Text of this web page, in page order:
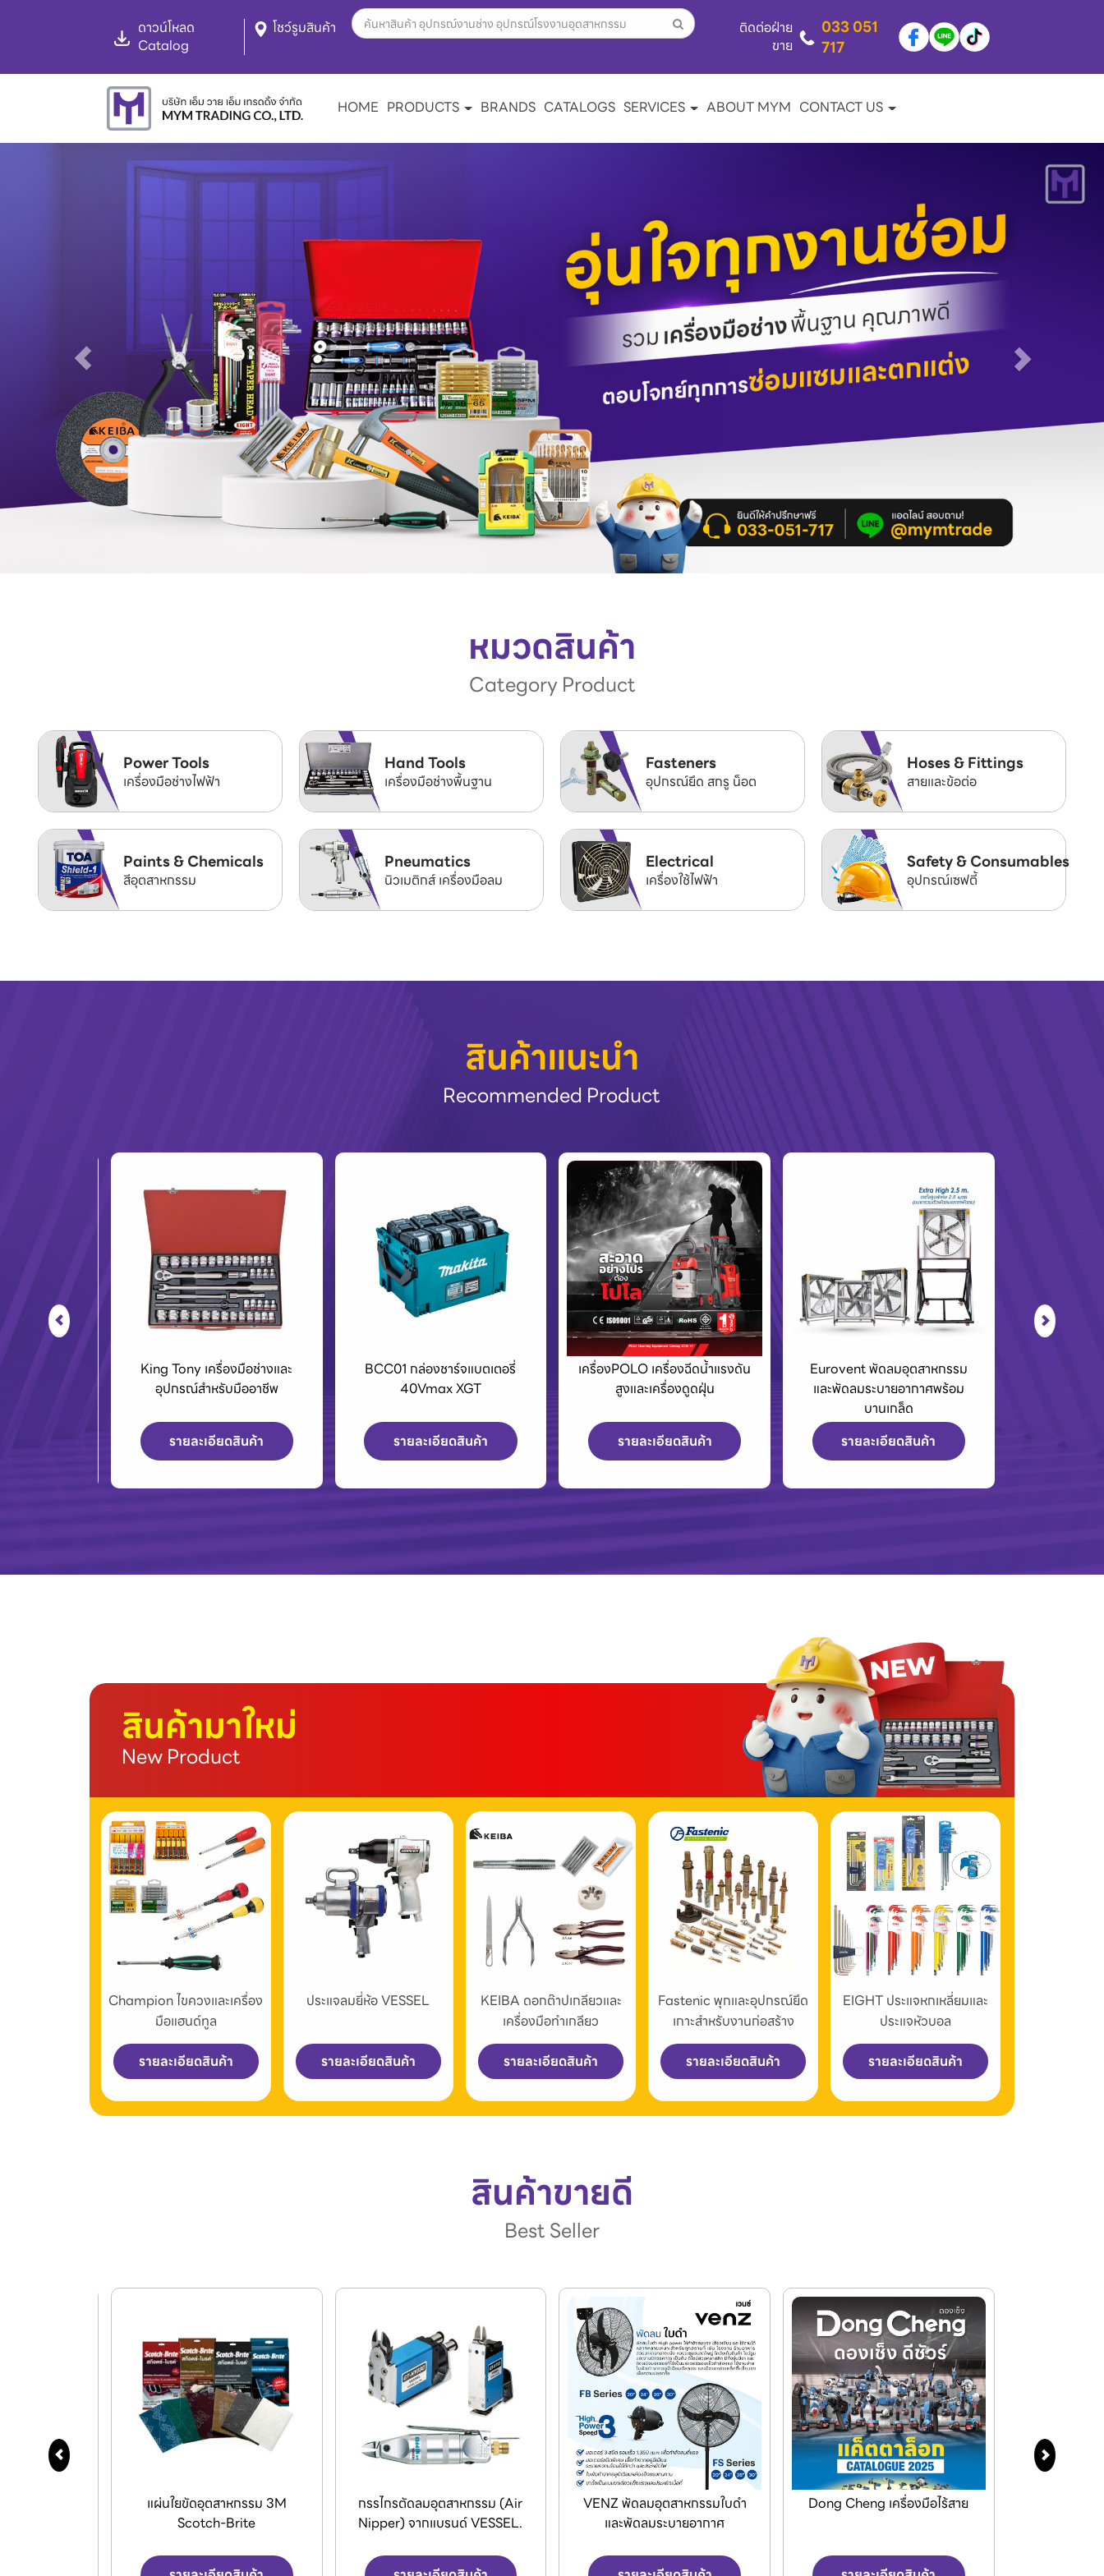
ดาวน์โหลด
Catalog
โชว์รูมสินค้า
ติดต่อฝ่าย
ขาย
033 051
717
HOME PRODUCTS BRANDS CATALOGS SERVICES ABOUT MYM CONTACT US
หมวดสินค้า
Category Product
Power Tools
เครื่องมือช่างไฟฟ้า
Hand Tools
เครื่องมือช่างพื้นฐาน
Fasteners
อุปกรณ์ยึด สกรู น็อต
Hoses & Fittings
สายและข้อต่อ
Paints & Chemicals
สีอุตสาหกรรม
Pneumatics
นิวเมติกส์ เครื่องมือลม
Electrical
เครื่องใช้ไฟฟ้า
Safety & Consumables
อุปกรณ์เซฟตี้
สินค้าแนะนำ
Recommended Product
BCC01 กล่องชาร์จแบตเตอรี่
40Vmax XGT
รายละเอียดสินค้า
เครื่องPOLO เครื่องฉีดน้ำแรงดัน
สูงและเครื่องดูดฝุ่น
รายละเอียดสินค้า
Eurovent พัดลมอุตสาหกรรม
และพัดลมระบายอากาศพร้อม
รายละเอียดสินค้า
King Tony เครื่องมือช่างและ
อุปกรณ์สำหรับมืออาชีพ
รายละเอียดสินค้า
สินค้ามาใหม่
New Product
Champion ไขควงและเครื่อง
มือแฮนด์ทูล
รายละเอียดสินค้า
ประแจลมยี่ห้อ VESSEL
รายละเอียดสินค้า
KEIBA ดอกต๊าปเกลียวและ
เครื่องมือทำเกลียว
รายละเอียดสินค้า
Fastenic พุกและอุปกรณ์ยึด
เกาะสำหรับงานก่อสร้าง
รายละเอียดสินค้า
EIGHT ประแจหกเหลี่ยมและ
ประแจหัวบอล
รายละเอียดสินค้า
สินค้าขายดี
Best Seller
กรรไกรตัดลมอุตสาหกรรม (Air
Nipper) จากแบรนด์ VESSEL.
VENZ พัดลมอุตสาหกรรมใบดำ
และพัดลมระบายอากาศ
Dong Cheng เครื่องมือไร้สาย
Jasic เครื่องเชื่อมและเครื่องตัด